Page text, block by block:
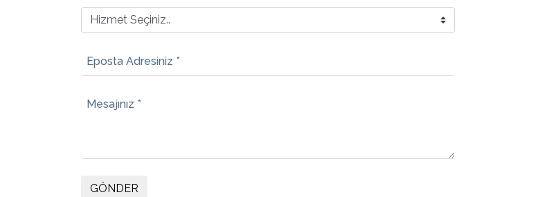
Eposta Adresiniz *
Mesajınız *
GÖNDER